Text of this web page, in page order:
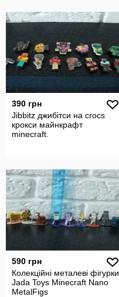
390 грн
Jibbitz джибітси на crocs
крокси майнкрафт
minecraft.
590 грн
Колекційні металеві фігурки
Jada Toys Minecraft Nano
MetalFigs